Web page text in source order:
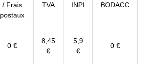
/ Frais
postaux
TVA INPI BODACC
0 €
8,45
€
5,9
€
0 €